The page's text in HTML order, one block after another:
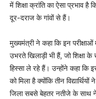
में शिक्षा क्रांति का ऐसा प्रभाव है
दूर-दराज के गांवों से हैं।
मुख्यमंत्री ने कहा कि इन परीक्षाओं
उभरते खिलाड़ी भी हैं, जो शिक्षा
हिस्सा ले रहे हैं। उन्होंने कहा कि
को मिला है क्योंकि तीन
जिला सबसे बेहतर नतीजे के साथ